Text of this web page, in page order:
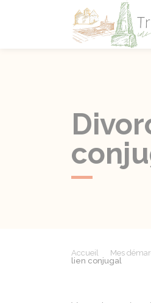
Accueil Mes
lien conjugal